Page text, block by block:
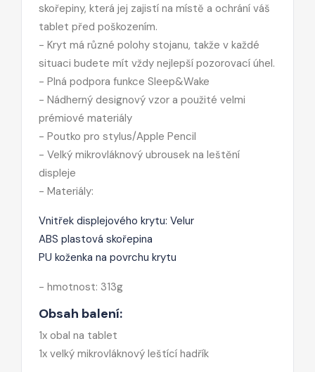
skořepiny, která jej zajistí na místě a ochrání váš
tablet před poškozením.
- Kryt má různé polohy stojanu, takže v každé
situaci budete mít vždy nejlepší pozorovací úhel.
- Plná podpora funkce Sleep&Wake
- Nádherný designový vzor a použité velmi
prémiové materiály
- Poutko pro stylus/Apple Pencil
- Velký mikrovláknový ubrousek na leštění
displeje
- Materiály:
Vnitřek displejového krytu: Velur
ABS plastová skořepina
PU koženka na povrchu krytu
- hmotnost: 313g
Obsah balení:
1x obal na tablet
1x velký mikrovláknový leštící hadřík